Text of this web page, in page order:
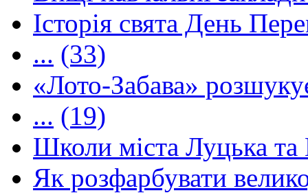
Історія свята День
... (33)
«Лото-Забава»
... (19)
Школи міста Луцька та
Як розфарбувати